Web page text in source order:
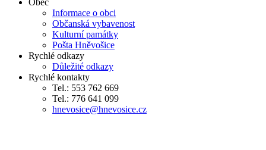
Obec
Informace o obci
Občanská vybavenost
Kulturní památky
Pošta Hněvošice
Rychlé odkazy
Důležité odkazy
Rychlé kontakty
Tel.: 553 762 669
Tel.: 776 641 099
hnevosice@hnevosice.cz